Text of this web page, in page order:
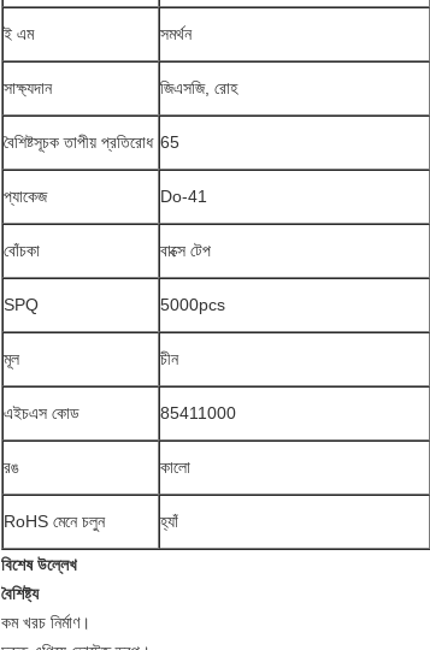
ই এম সমর্থন
সাক্ষ্যদান জিএসজি, রোহ
বৈশিষ্টসূচক তাপীয় প্রতিরোধ 65
প্যাকেজ Do-41
বোঁচকা বাক্সে টেপ
SPQ 5000pcs
মূল চীন
এইচএস কোড 85411000
রঙ কালো
RoHS মেনে চলুন হ্যাঁ
বিশেষ উল্লেখ
বৈশিষ্ট্য
কম খরচ নির্মাণ।